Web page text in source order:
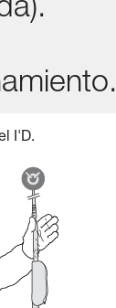
I'D.